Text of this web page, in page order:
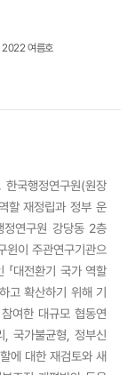
2022 여름호
한국행정연구원(원장
할 재정립과 정부 운
연구원 강당동 2층
윈이 주관연구기관으
「대전환기 국가 역할
고 확산하기 위해 기
여한 대규모 협동연
국가불균형, 정부신
에 대한 재검토와 새